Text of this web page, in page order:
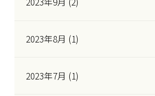
2023年8月 (1)
2023年7月 (1)